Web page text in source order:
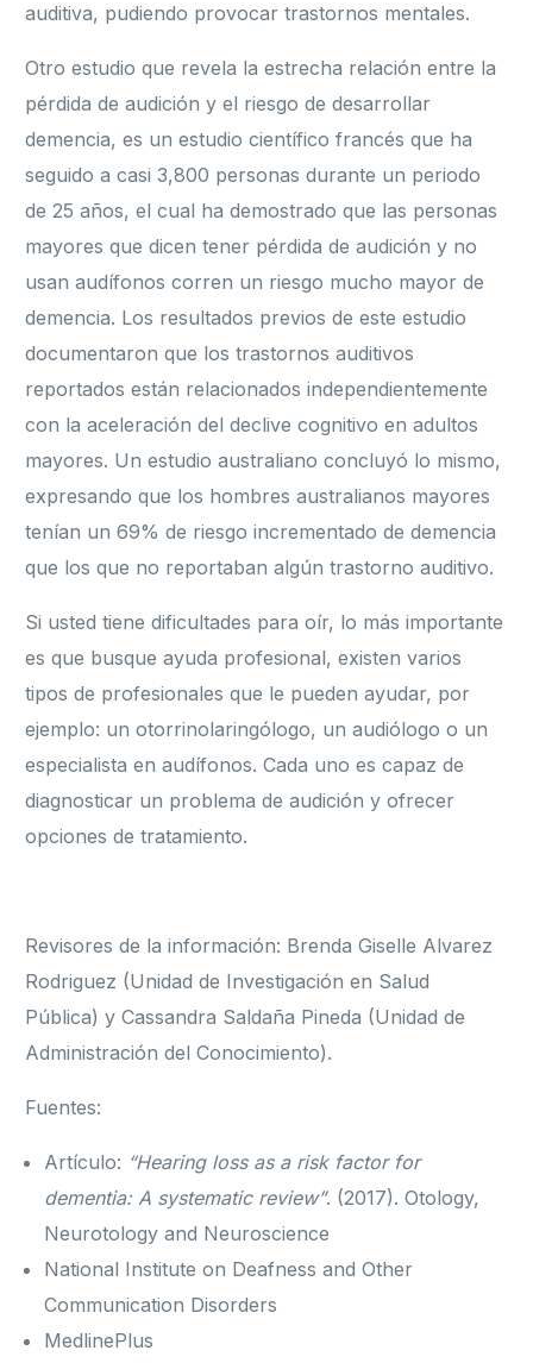
auditiva, pudiendo provocar trastornos mentales.
Otro estudio que revela la estrecha relación entre la
pérdida de audición y el riesgo de desarrollar
demencia, es un estudio científico francés que ha
seguido a casi 3,800 personas durante un periodo
de 25 años, el cual ha demostrado que las personas
mayores que dicen tener pérdida de audición y no
usan audífonos corren un riesgo mucho mayor de
demencia. Los resultados previos de este estudio
documentaron que los trastornos auditivos
reportados están relacionados independientemente
con la aceleración del declive cognitivo en adultos
mayores. Un estudio australiano concluyó lo mismo,
expresando que los hombres australianos mayores
tenían un 69% de riesgo incrementado de demencia
que los que no reportaban algún trastorno auditivo.
Si usted tiene dificultades para oír, lo más importante
es que busque ayuda profesional, existen varios
tipos de profesionales que le pueden ayudar, por
ejemplo: un otorrinolaringólogo, un audiólogo o un
especialista en audífonos. Cada uno es capaz de
diagnosticar un problema de audición y ofrecer
opciones de tratamiento.
Revisores de la información: Brenda Giselle Alvarez
Rodriguez (Unidad de Investigación en Salud
Pública) y Cassandra Saldaña Pineda (Unidad de
Administración del Conocimiento).
Fuentes:
Artículo: “Hearing loss as a risk factor for
dementia: A systematic review”. (2017). Otology,
Neurotology and Neuroscience
National Institute on Deafness and Other
Communication Disorders
MedlinePlus